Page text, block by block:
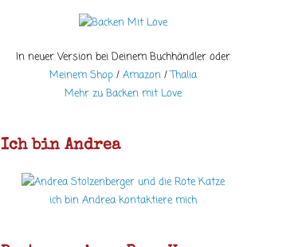
In neuer Version bei Deinem Buchhändler oder
Meinem Shop/ Amazon/Thalia
Mehr zu Backen mit Love
Ich bin Andrea
ich bin Andrea kontaktiere mich